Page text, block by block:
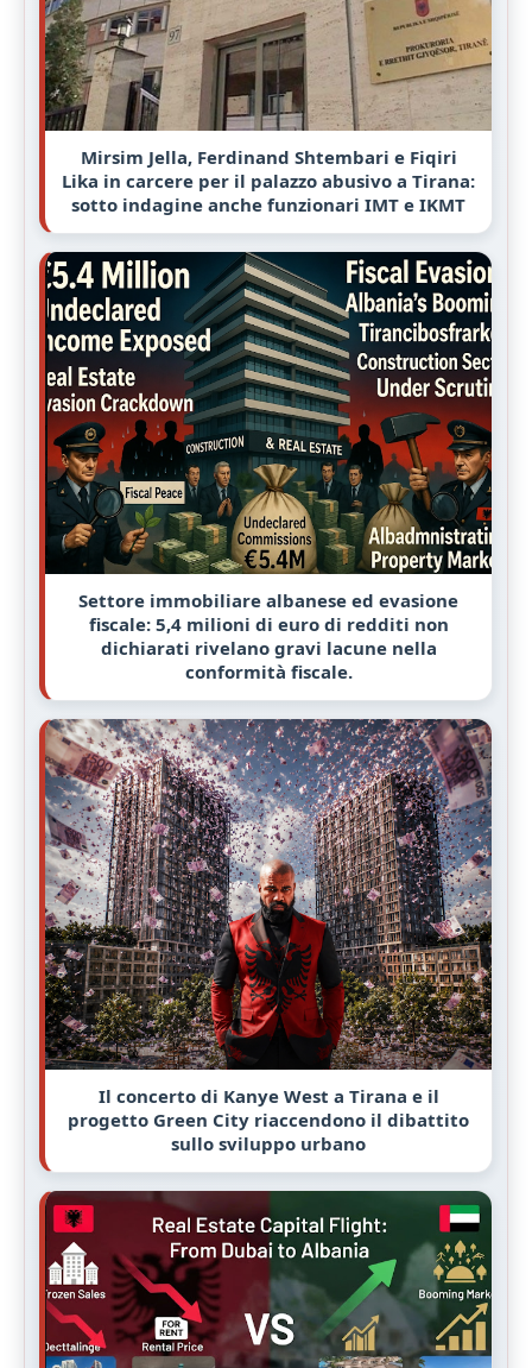
Mirsim Jella, Ferdinand Shtembari e Fiqiri
Lika in carcere per il palazzo abusivo a Tirana:
sotto indagine anche funzionari IMT e IKMT
Settore immobiliare albanese ed evasione
fiscale: 5,4 milioni di euro di redditi non
dichiarati rivelano gravi lacune nella
conformità fiscale.
Il concerto di Kanye West a Tirana e il
progetto Green City riaccendono il dibattito
sullo sviluppo urbano